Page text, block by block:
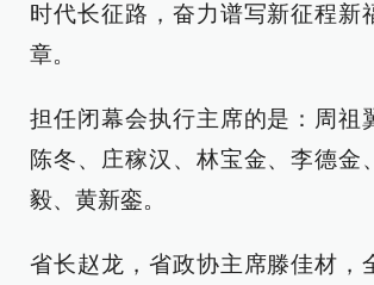
时代长征路，奋力谱写新征程新
章。
担任闭幕会执行主席的是：周祖
陈冬、庄稼汉、林宝金、李德金
毅、黄新銮。
省长赵龙，省政协主席滕佳材，